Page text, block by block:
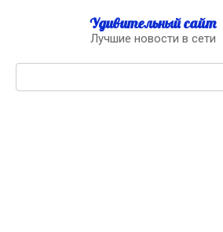
Удивительный сайт
Лучшие новости в сети